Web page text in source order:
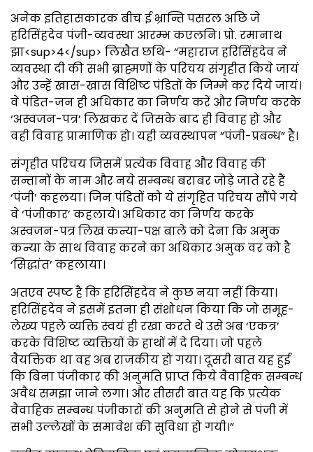
अनेक इतिहासकारक बीच ई भ्रान्ति पसरल अछि जे
हरिसिंहदेव पंजी-व्यवस्था आरम्भ कएलनि। प्रो. रमानाथ
झा<sup>4</sup> लिखैत छथि- “महाराज हरिसिंहदेव ने
व्यवस्था दी की सभी ब्राह्मणों के परिचय संगृहीत किये जायं
और उन्हें खास-खास विशिष्ट पंडितों के जिम्मे कर दिये जायं।
वे पंडित-जन ही अधिकार का निर्णय करें और निर्णय करके
‘अस्वजन-पत्र’ लिखकर दें जिसके बाद ही विवाह हो और
वही विवाह प्रामाणिक हो। यही व्यवस्थापन ”पंजी-प्रबन्ध” है।
संगृहीत परिचय जिसमें प्रत्येक विवाह और विवाह की
सन्तानों के नाम और नये सम्बन्ध बराबर जोड़े जाते रहे हैं
‘पंजी’ कहलया। जिन पंडितों को ये संगृहित परिचय सौंपे गये
वे ‘पंजीकार’ कहलाये। अधिकार का निर्णय करके
अस्वजन-पत्र लिख कन्या-पक्ष बाले को देना कि अमुक
कन्या के साथ विवाह करने का अधिकार अमुक वर को है
‘सिद्धांत’ कहलाया।
अतएव स्पष्ट है कि हरिसिंहदेव ने कुछ नया नहीं किया।
हरिसिंहदेव ने इसमें इतना ही संशोधन किया कि जो समूह-
लेख्य पहले व्यक्ति स्वयं ही रखा करते थे उसे अब ‘एकत्र’
करके विशिष्ट व्यक्तियों के हाथों में दे दिया। जो पहले
वैयक्तिक था वह अब राजकीय हो गया। दूसरी बात यह हुई
कि बिना पंजीकार की अनुमति प्राप्त किये वैवाहिक सम्बन्ध
अवैध समझा जाने लगा। और तीसरी बात यह कि प्रत्येक
वैवाहिक सम्बन्ध पंजीकारों की अनुमति से होने से पंजी में
सभी उल्लेखों के समावेश की सुविधा हो गयी।”